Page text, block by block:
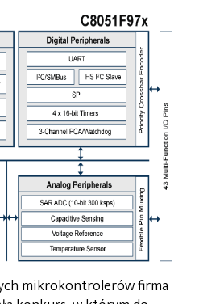
mikrokontrolerów firma